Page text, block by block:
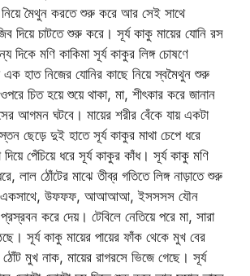
নিয়ে মৈথুন করতে শুরু করে আর সেই সাথে
দিয়ে চাটতে শুরু করে। সূর্য কাকু মায়ের যোনি রস
দিকে মণি কাকিমা সূর্য কাকুর লিঙ্গ চোষণে
এক হাত নিজের যোনির কাছে নিয়ে স্বমৈথুন শুরু
চিত হয়ে শুয়ে থাকা, মা, শীৎকার করে জানান
আগমন ঘটবে। মায়ের শরীর বেঁকে যায় একটা
ছেড়ে দুই হাতে সূর্য কাকুর মাথা চেপে ধরে
পেঁচিয়ে ধরে সূর্য কাকুর কাঁধ। সূর্য কাকু মণি
লাল ঠোঁটের মাঝে তীব্র গতিতে লিঙ্গ নাড়াতে শুরু
একসাথে, উফফফ, আআআআ, ইসসসস যৌন
করে দেয়। টেবিলে নেতিয়ে পরে মা, সারা
সূর্য কাকু মায়ের পায়ের ফাঁক থেকে মুখ বের
মুখ নাক, মায়ের রাগরসে ভিজে গেছে। সূর্য